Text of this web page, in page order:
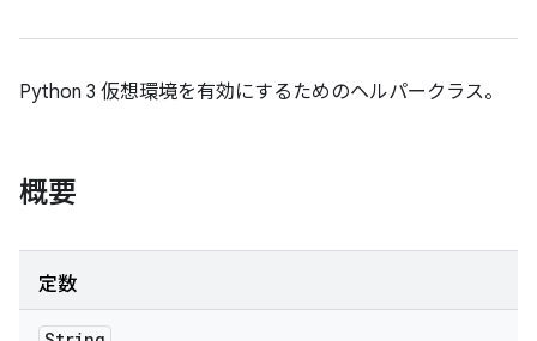
Python 3 仮想環境を有効にするためのヘルパークラス。
概要
定数